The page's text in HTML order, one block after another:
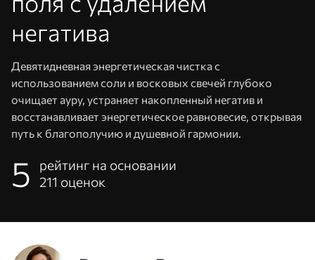
Адрес
негатива
Девятидневная энергетическая чистка с
использованием соли и восковых свечей глубоко
очищает ауру, устраняет накопленный негатив и
восстанавливает энергетическое равновесие, открывая
путь к благополучию и душевной гармонии.
5
рейтинг на основании
211 оценок